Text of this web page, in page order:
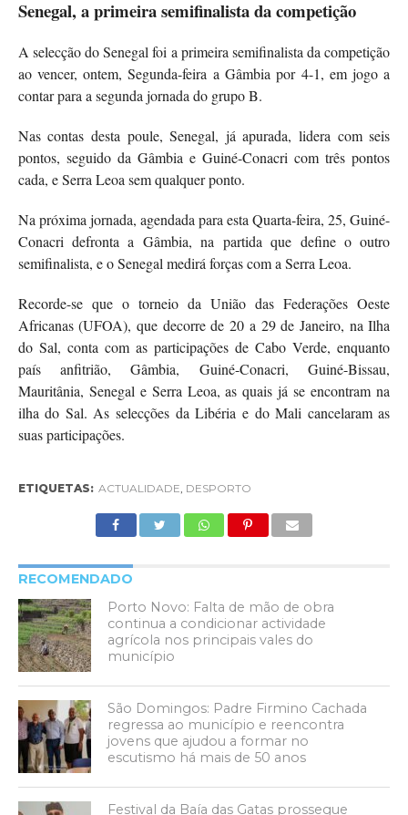
Senegal, a primeira semifinalista da competição
A selecção do Senegal foi a primeira semifinalista da competição
ao vencer, ontem, Segunda-feira a Gâmbia por 4-1, em jogo a
contar para a segunda jornada do grupo B.
Nas contas desta poule, Senegal, já apurada, lidera com seis
pontos, seguido da Gâmbia e Guiné-Conacri com três pontos
cada, e Serra Leoa sem qualquer ponto.
Na próxima jornada, agendada para esta Quarta-feira, 25, Guiné-
Conacri defronta a Gâmbia, na partida que define o outro
semifinalista, e o Senegal medirá forças com a Serra Leoa.
Recorde-se que o torneio da União das Federações Oeste
Africanas (UFOA), que decorre de 20 a 29 de Janeiro, na Ilha
do Sal, conta com as participações de Cabo Verde, enquanto
país anfitrião, Gâmbia, Guiné-Conacri, Guiné-Bissau,
Mauritânia, Senegal e Serra Leoa, as quais já se encontram na
ilha do Sal. As selecções da Libéria e do Mali cancelaram as
suas participações.
ETIQUETAS: ACTUALIDADE DESPORTO
RECOMENDADO
Porto Novo: Falta de mão de obra
continua a condicionar actividade
agrícola nos principais vales do
município
São Domingos: Padre Firmino Cachada
regressa ao município e reencontra
jovens que ajudou a formar no
escutismo há mais de 50 anos
Festival da Baía das Gatas prossegue